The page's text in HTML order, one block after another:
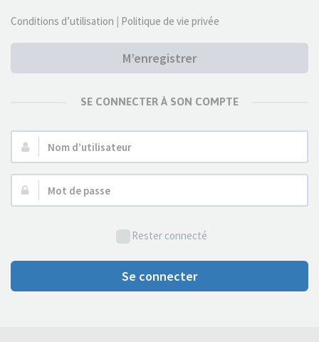
Conditions d’utilisation | Politique de vie privée
M’enregistrer
SE CONNECTER À SON COMPTE
Nom
Mot
Rester connecté
Se connecter